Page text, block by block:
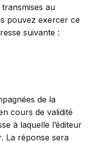
au
pouvez exercer ce
suivante :
de la
cours de validité
à laquelle l’éditeur
La réponse sera